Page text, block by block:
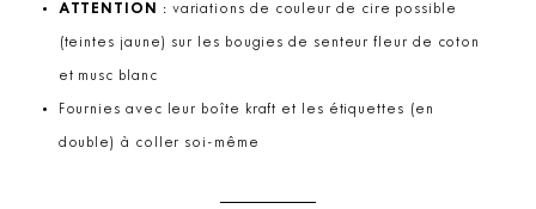
ATTENTION : variations de couleur de cire possible
(teintes jaune) sur les bougies de senteur fleur de coton
et musc blanc
Fournies avec leur boîte kraft et les étiquettes (en
double) à coller soi-même